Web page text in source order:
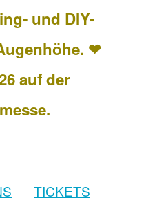
und DIY-
❤
auf der
TICKETS